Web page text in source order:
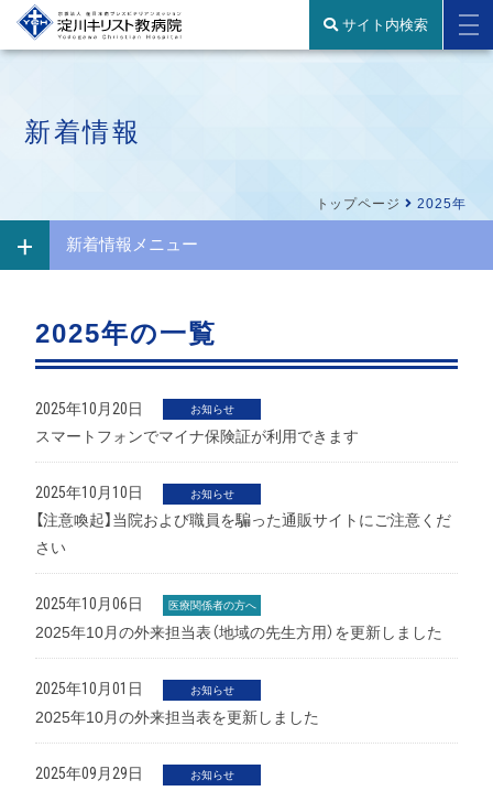
サイト内検索
新着情報
トップページ 2025年
新着情報メニュー
2025年の一覧
2025年10月20日 お知らせ
スマートフォンでマイナ保険証が利用できます
2025年10月10日 お知らせ
【注意喚起】当院および職員を騙った通販サイトにご注意くだ
さい
2025年10月06日 医療関係者の方へ
2025年10月の外来担当表（地域の先生方用）を更新しました
2025年10月01日 お知らせ
2025年10月の外来担当表を更新しました
2025年09月29日 お知らせ